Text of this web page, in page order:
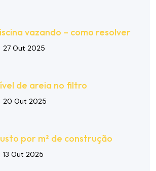
vazando – como resolver
27 Out 2025
de areia no filtro
20 Out 2025
por m² de construção
13 Out 2025